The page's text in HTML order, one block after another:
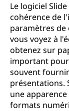
Le logiciel
cohérence de
paramètres
vous voyez à
obtenez sur
important
souvent
présentations.
une
formats